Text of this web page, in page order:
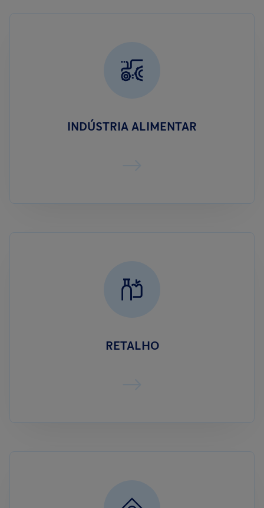
INDÚSTRIA ALIMENTAR
RETALHO